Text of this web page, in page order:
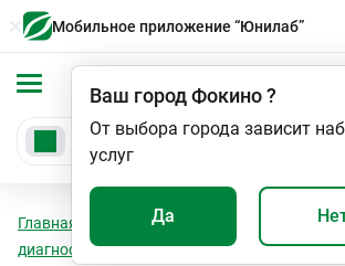
Мобильное приложение “Юнилаб”
Ваш городФокино?
От выбора города зависит
услуг
Да
Главная Анализы
диагностика инфекционных заболеваний